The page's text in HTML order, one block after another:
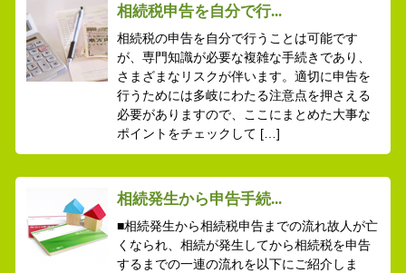
相続税申告を自分で行...
相続税の申告を自分で行うことは可能です
が、専門知識が必要な複雑な手続きであり、
さまざまなリスクが伴います。適切に申告を
行うためには多岐にわたる注意点を押さえる
必要がありますので、ここにまとめた大事な
ポイントをチェックして […]
相続発生から申告手続...
■相続発生から相続税申告までの流れ故人が亡
くなられ、相続が発生してから相続税を申告
するまでの一連の流れを以下にご紹介しま